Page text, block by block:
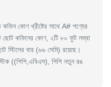
কোণ খ্রীষ্টের সাথে A# পণ্যের
ছোট কফিনের কোণ, ২টি ৮০ ফুট লম্বা
স্টিলের বার (৬৬ সেমি) রয়েছে।
((পিপি,এবিএস), পিপি নতুন রঙ